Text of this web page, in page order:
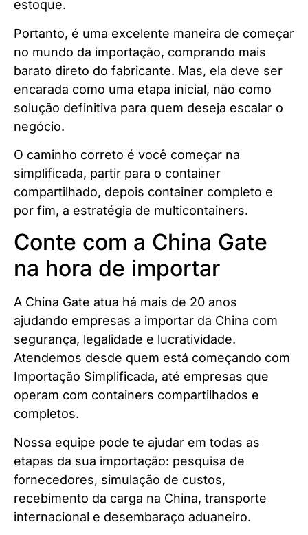
estoque.
Portanto, é uma excelente maneira de começar
no mundo da importação, comprando mais
barato direto do fabricante. Mas, ela deve ser
encarada como uma etapa inicial, não como
solução definitiva para quem deseja escalar o
negócio.
O caminho correto é você começar na
simplificada, partir para o container
compartilhado, depois container completo e
por fim, a estratégia de multicontainers.
Conte com a China Gate
na hora de importar
A China Gate atua há mais de 20 anos
ajudando empresas a importar da China com
segurança, legalidade e lucratividade.
Atendemos desde quem está começando com
Importação Simplificada, até empresas que
operam com containers compartilhados e
completos.
Nossa equipe pode te ajudar em todas as
etapas da sua importação: pesquisa de
fornecedores, simulação de custos,
recebimento da carga na China, transporte
internacional e desembaraço aduaneiro.